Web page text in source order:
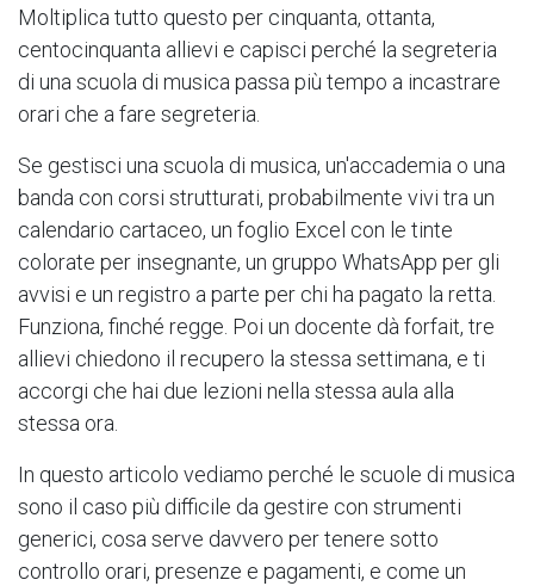
Moltiplica tutto questo per cinquanta, ottanta,
centocinquanta allievi e capisci perché la segreteria
di una scuola di musica passa più tempo a incastrare
orari che a fare segreteria.
Se gestisci una scuola di musica, un'accademia o una
banda con corsi strutturati, probabilmente vivi tra un
calendario cartaceo, un foglio Excel con le tinte
colorate per insegnante, un gruppo WhatsApp per gli
avvisi e un registro a parte per chi ha pagato la retta.
Funziona, finché regge. Poi un docente dà forfait, tre
allievi chiedono il recupero la stessa settimana, e ti
accorgi che hai due lezioni nella stessa aula alla
stessa ora.
In questo articolo vediamo perché le scuole di musica
sono il caso più difficile da gestire con strumenti
generici, cosa serve davvero per tenere sotto
controllo orari, presenze e pagamenti, e come un